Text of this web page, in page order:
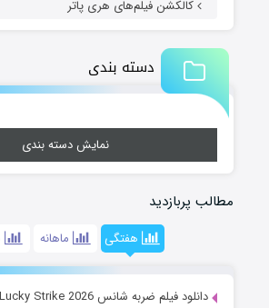
کالکشن فیلم‌های هری پاتر
دسته بندی
نمایش دسته بندی
مطالب پربازدید
هفتگی ماهانه
دانلود فیلم ضربه شانس Lucky Strike 2026